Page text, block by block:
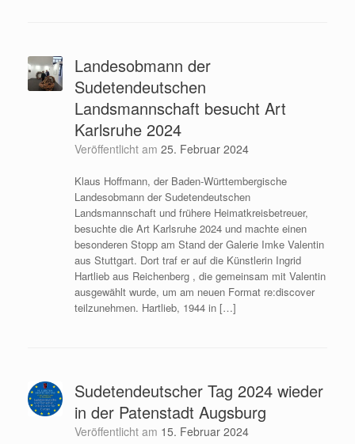
Landesobmann der
Sudetendeutschen
Landsmannschaft besucht Art
Karlsruhe 2024
Veröffentlicht am 25. Februar 2024
Klaus Hoffmann, der Baden-Württembergische
Landesobmann der Sudetendeutschen
Landsmannschaft und frühere Heimatkreisbetreuer,
besuchte die Art Karlsruhe 2024 und machte einen
besonderen Stopp am Stand der Galerie Imke Valentin
aus Stuttgart. Dort traf er auf die Künstlerin Ingrid
Hartlieb aus Reichenberg , die gemeinsam mit Valentin
ausgewählt wurde, um am neuen Format re:discover
teilzunehmen. Hartlieb, 1944 in […]
Sudetendeutscher Tag 2024 wieder
in der Patenstadt Augsburg
Veröffentlicht am 15. Februar 2024